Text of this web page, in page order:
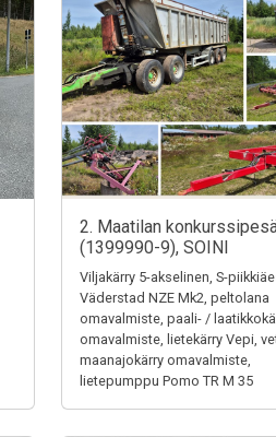
2. Maatilan
(1399990-9), SOINI
Viljakärry 5-akselinen, S-
Väderstad NZE Mk2, peltolana
omavalmiste, paali- /
omavalmiste, lietekärry Vepi,
maanajokärry omavalmiste,
lietepumppu Pomo TR M 35